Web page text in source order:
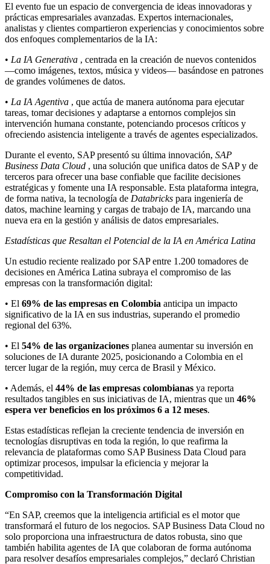
El evento fue un espacio de convergencia de ideas innovadoras y
prácticas empresariales avanzadas. Expertos internacionales,
analistas y clientes compartieron experiencias y conocimientos sobre
dos enfoques complementarios de la IA:
• La IA Generativa , centrada en la creación de nuevos contenidos
—como imágenes, textos, música y videos— basándose en patrones
de grandes volúmenes de datos.
• La IA Agentiva , que actúa de manera autónoma para ejecutar
tareas, tomar decisiones y adaptarse a entornos complejos sin
intervención humana constante, potenciando procesos críticos y
ofreciendo asistencia inteligente a través de agentes especializados.
Durante el evento, SAP presentó su última innovación, SAP
Business Data Cloud , una solución que unifica datos de SAP y de
terceros para ofrecer una base confiable que facilite decisiones
estratégicas y fomente una IA responsable. Esta plataforma integra,
de forma nativa, la tecnología de Databricks para ingeniería de
datos, machine learning y cargas de trabajo de IA, marcando una
nueva era en la gestión y análisis de datos empresariales.
Estadísticas que Resaltan el Potencial de la IA en América Latina
Un estudio reciente realizado por SAP entre 1.200 tomadores de
decisiones en América Latina subraya el compromiso de las
empresas con la transformación digital:
• El 69% de las empresas en Colombia anticipa un impacto
significativo de la IA en sus industrias, superando el promedio
regional del 63%.
• El 54% de las organizaciones planea aumentar su inversión en
soluciones de IA durante 2025, posicionando a Colombia en el
tercer lugar de la región, muy cerca de Brasil y México.
• Además, el 44% de las empresas colombianas ya reporta
resultados tangibles en sus iniciativas de IA, mientras que un 46%
espera ver beneficios en los próximos 6 a 12 meses.
Estas estadísticas reflejan la creciente tendencia de inversión en
tecnologías disruptivas en toda la región, lo que reafirma la
relevancia de plataformas como SAP Business Data Cloud para
optimizar procesos, impulsar la eficiencia y mejorar la
competitividad.
Compromiso con la Transformación Digital
“En SAP, creemos que la inteligencia artificial es el motor que
transformará el futuro de los negocios. SAP Business Data Cloud no
solo proporciona una infraestructura de datos robusta, sino que
también habilita agentes de IA que colaboran de forma autónoma
para resolver desafíos empresariales complejos,” declaró Christian